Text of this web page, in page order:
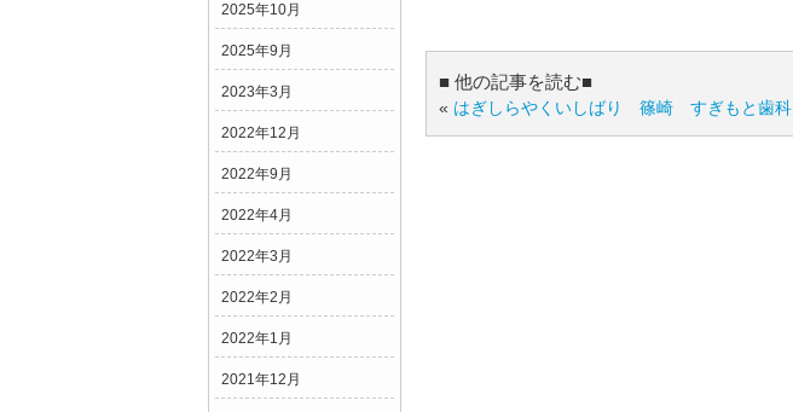
2025年10月
2025年9月
2023年3月
2022年12月
2022年9月
2022年4月
2022年3月
2022年2月
2022年1月
2021年12月
■ 他の記事を読む■
« はぎしらやくいしばり 篠崎 すぎもと歯科